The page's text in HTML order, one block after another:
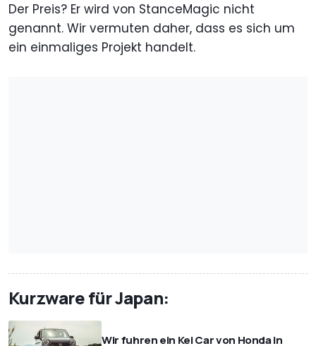
Der Preis? Er wird von StanceMagic nicht
genannt. Wir vermuten daher, dass es sich um
ein einmaliges Projekt handelt.
Kurzware für Japan:
Wir fuhren ein Kei Car von Honda in